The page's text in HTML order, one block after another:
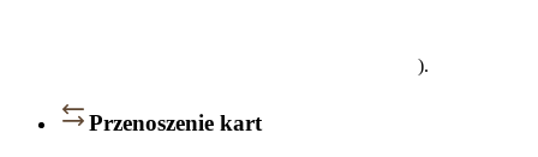
).
Przenoszenie kart